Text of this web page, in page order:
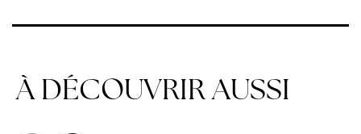
À DÉCOUVRIR AUSSI